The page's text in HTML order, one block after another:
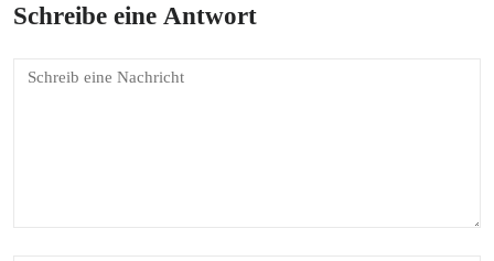
Schreibe eine Antwort